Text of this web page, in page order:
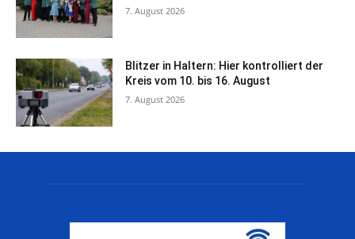
7. August 2026
Blitzer in Haltern: Hier kontrolliert der
Kreis vom 10. bis 16. August
7. August 2026